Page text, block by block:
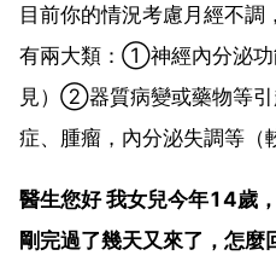
目前你的情況考慮月經不
有兩大類：①神經內分泌功
見）②器質病變或藥物等
症、腫瘤，內分泌失調等（
醫生您好 我女兒今年14歲
剛完過了幾天又來了，怎麼